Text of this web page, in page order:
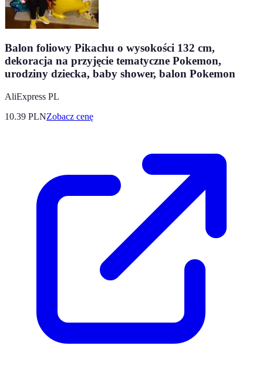
Balon foliowy Pikachu o wysokości 132 cm,
dekoracja na przyjęcie tematyczne Pokemon,
urodziny dziecka, baby shower, balon Pokemon
AliExpress PL
10.39 PLNZobacz cenę